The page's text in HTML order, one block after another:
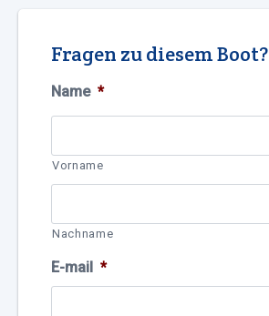
Fragen zu diesem Boot?
Name *
Vorname
Nachname
E-mail *